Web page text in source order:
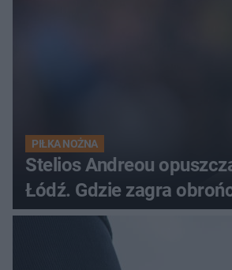
PIŁKA NOŻNA
Stelios Andreou
Łódź. Gdzie zagra